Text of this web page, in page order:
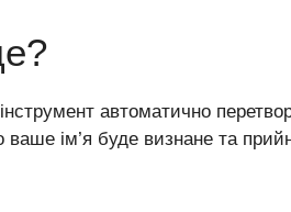
автоматично
ім’я буде визнане та